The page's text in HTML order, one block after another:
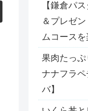
【鎌倉パ
＆プレゼ
ムコースを
果肉たっ
ナナフラ
バ】